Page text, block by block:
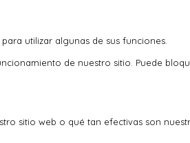
utilizar algunas de sus funciones.
de nuestro sitio. Puede
sitio web o qué tan efectivas son